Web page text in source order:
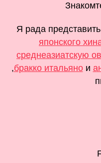
Я рада
японского
среднеазиатскую
,бракко итальянои